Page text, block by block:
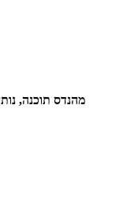
מהנדס תוכנה,